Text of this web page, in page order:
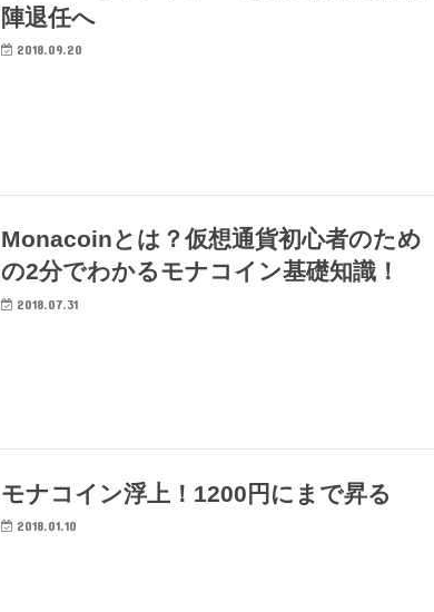
陣退任へ
2018.09.20
Monacoinとは？仮想通貨初心者のため
の2分でわかるモナコイン基礎知識！
2018.07.31
モナコイン浮上！1200円にまで昇る
2018.01.10